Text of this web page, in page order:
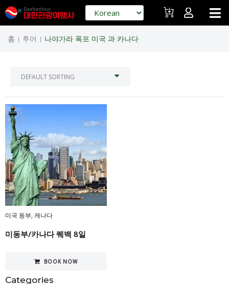
홈 | 투어 | 나야가라 폭포 미국 과 카나다
Categories
미국 동부,캐나다
미동부/카나다 퀘백 8일
BOOK NOW